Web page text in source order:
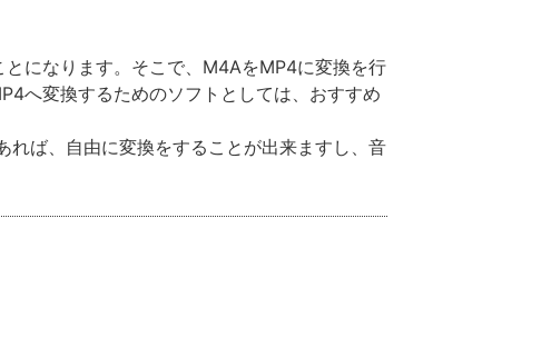
になります。そこで、M4AをMP4に変換を行
へ変換するためのソフトとしては、おすすめ
れば、自由に変換をすることが出来ますし、音